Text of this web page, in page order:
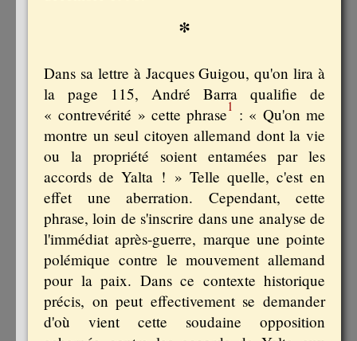
*
Dans sa lettre à Jacques Guigou, qu'on lira à
la page 115, André Barra qualifie de
« contrevérité » cette phrase1 : « Qu'on me
montre un seul citoyen allemand dont la vie
ou la propriété soient entamées par les
accords de Yalta ! » Telle quelle, c'est en
effet une aberration. Cependant, cette
phrase, loin de s'inscrire dans une analyse de
l'immédiat après-guerre, marque une pointe
polémique contre le mouvement allemand
pour la paix. Dans ce contexte historique
précis, on peut effectivement se demander
d'où vient cette soudaine opposition